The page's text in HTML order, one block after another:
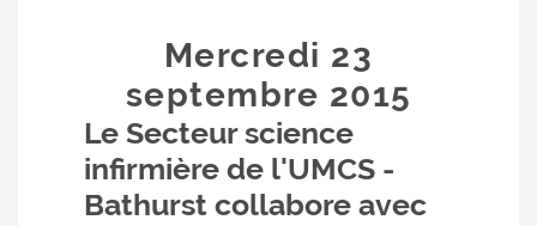
Mercredi 23
septembre 2015
Le Secteur science
infirmière de l'UMCS -
Bathurst collabore avec